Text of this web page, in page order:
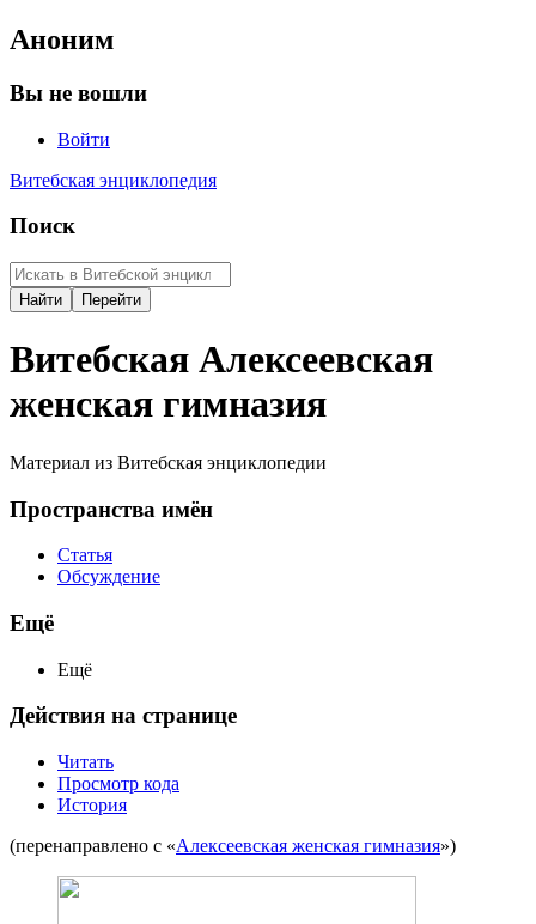
Аноним
Вы не вошли
Войти
Витебская энциклопедия
Поиск
Витебская Алексеевская
женская гимназия
Материал из Витебская энциклопедии
Пространства имён
Статья
Обсуждение
Ещё
Ещё
Действия на странице
Читать
Просмотр кода
История
(перенаправлено с «Алексеевская женская гимназия»)